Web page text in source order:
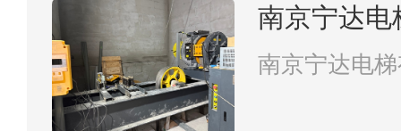
南京宁达电
南京宁达电